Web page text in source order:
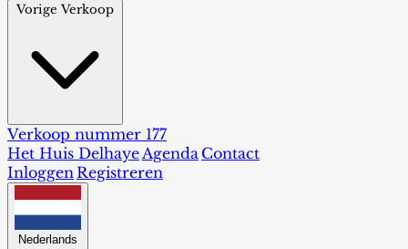
Vorige Verkoop
Verkoop nummer 177
Het Huis DelhayeAgenda Contact
InloggenRegistreren
Nederlands